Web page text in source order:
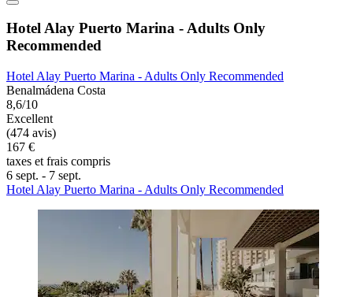
Hotel Alay Puerto Marina - Adults Only
Recommended
Hotel Alay Puerto Marina - Adults Only Recommended
Benalmádena Costa
8,6/10
Excellent
(474 avis)
167 €
taxes et frais compris
6 sept. - 7 sept.
Hotel Alay Puerto Marina - Adults Only Recommended